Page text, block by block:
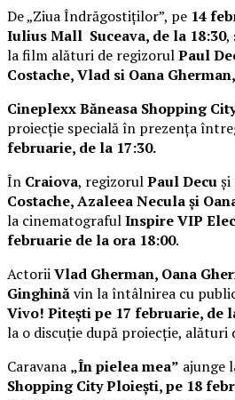
De „Ziua Îndrăgostiților”, pe 14
Iulius Mall Suceava, de la 18:30,
la film alături de regizorulPaul
Costache, Vlad si Oana
Cineplexx Băneasa Shopping
proiecție specială în prezența
februarie, de la 17:30.
În Craiova, regizorulPaul Decuși
Costache, Azaleea Necula și
la cinematografulInspire VIP
februarie de la ora 18:00.
ActoriiVlad Gherman, Oana
Ginghinăvin la întâlnirea cu
Vivo! Pitești pe 17 februarie, de
la o discuție după proiecție, alături
Caravana „În pielea mea” ajunge
Shopping City Ploiești, pe 18